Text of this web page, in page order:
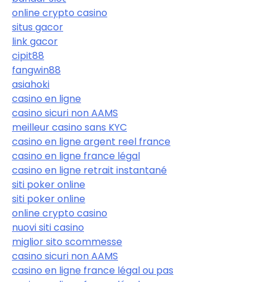
online crypto casino
situs gacor
link gacor
cipit88
fangwin88
asiahoki
casino en ligne
casino sicuri non AAMS
meilleur casino sans KYC
casino en ligne argent reel france
casino en ligne france légal
casino en ligne retrait instantané
siti poker online
siti poker online
online crypto casino
nuovi siti casino
miglior sito scommesse
casino sicuri non AAMS
casino en ligne france légal ou pas